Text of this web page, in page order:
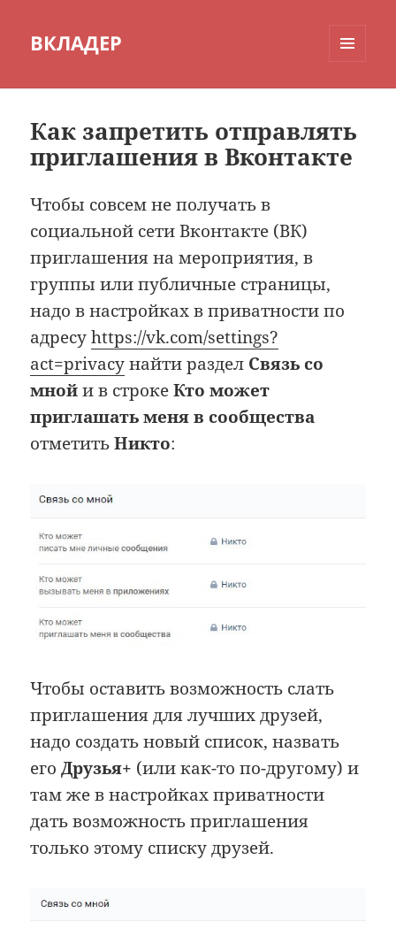
ВКЛАДЕР
Как запретить отправлять
приглашения в Вконтакте
Чтобы совсем не получать в
социальной сети Вконтакте (ВК)
приглашения на мероприятия, в
группы или публичные страницы,
надо в настройках в приватности по
адресуhttps://vk.com/settings?
act=privacyнайти раздел Связь со
мнойи в строкеКто может
приглашать меня в сообщества
отметитьНикто:
Чтобы оставить возможность слать
приглашения для лучших друзей,
надо создать новый список, назвать
егоДрузья+ (или как-то по-другому) и
там же в настройках приватности
дать возможность приглашения
только этому списку друзей.